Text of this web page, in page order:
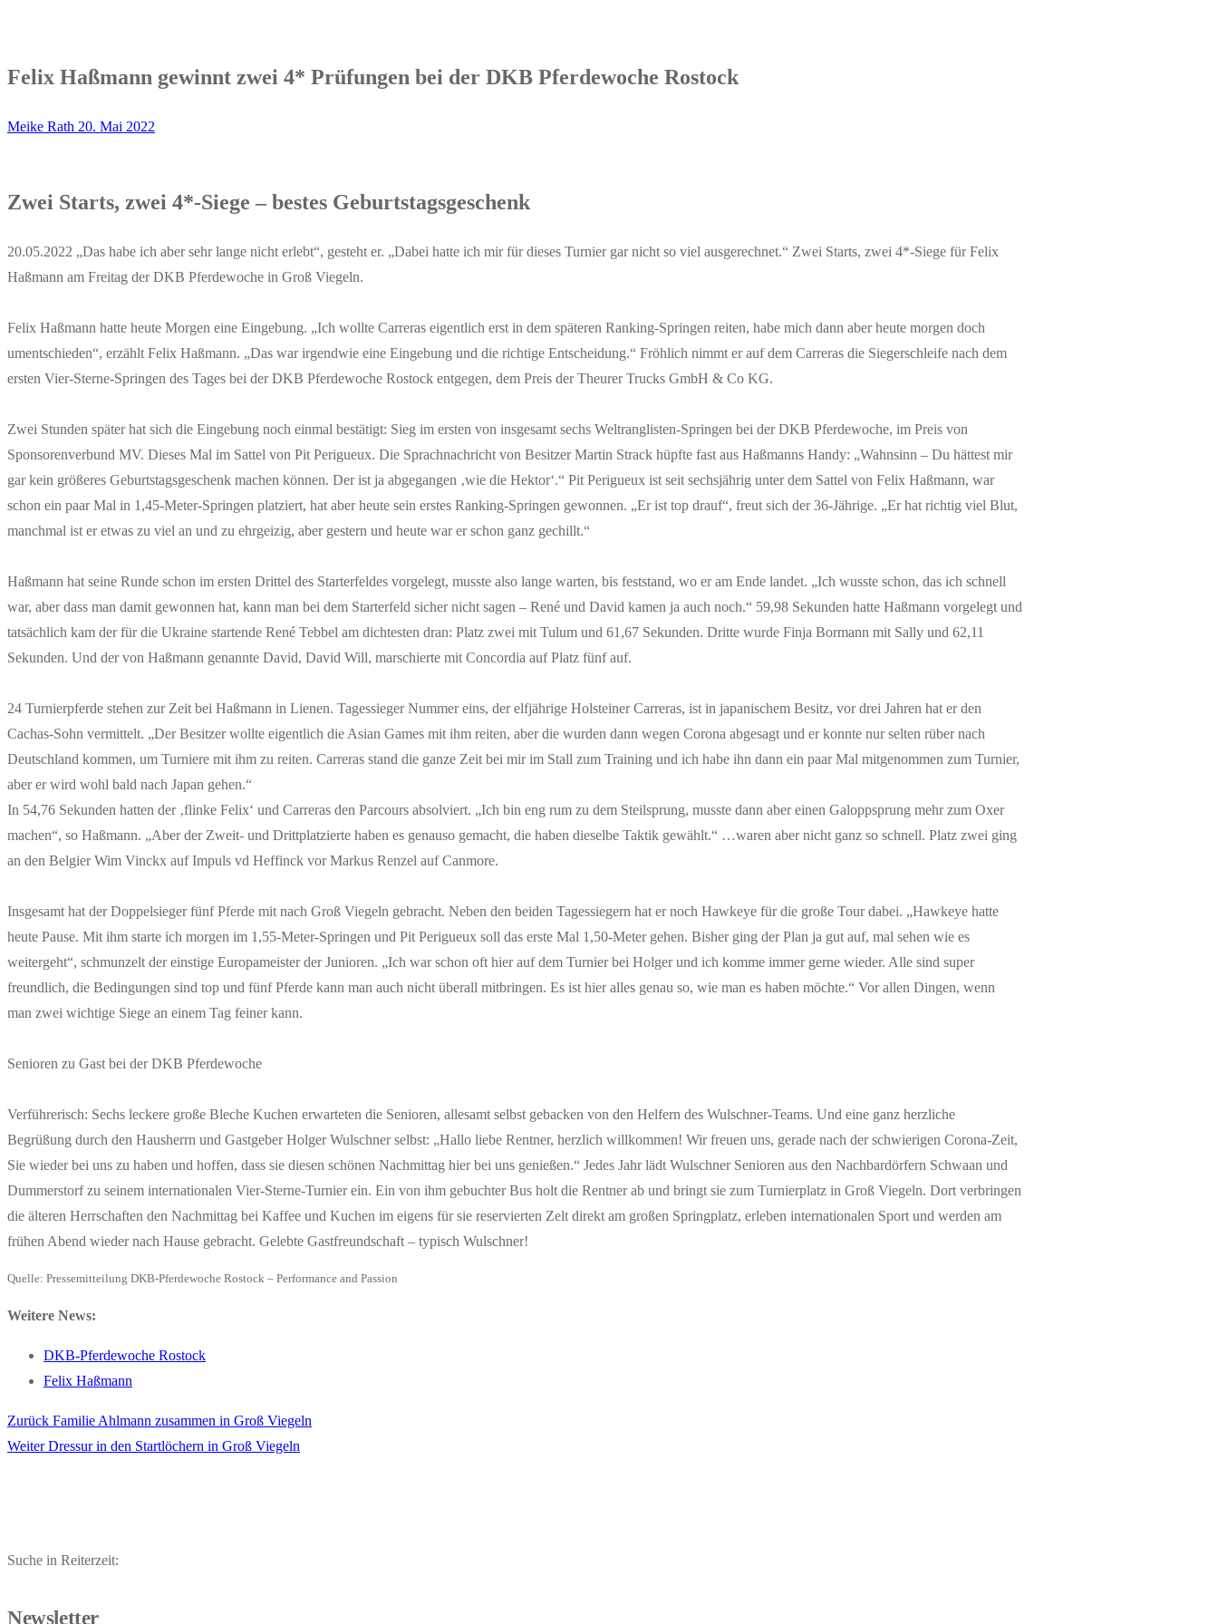
Felix Haßmann gewinnt zwei 4* Prüfungen bei der DKB Pferdewoche Rostock
Meike Rath 20. Mai 2022
Zwei Starts, zwei 4*-Siege – bestes Geburtstagsgeschenk
20.05.2022 „Das habe ich aber sehr lange nicht erlebt“, gesteht er. „Dabei hatte ich mir für dieses Turnier gar nicht so viel ausgerechnet.“ Zwei Starts, zwei 4*-Siege für Felix
Haßmann am Freitag der DKB Pferdewoche in Groß Viegeln.
Felix Haßmann hatte heute Morgen eine Eingebung. „Ich wollte Carreras eigentlich erst in dem späteren Ranking-Springen reiten, habe mich dann aber heute morgen doch
umentschieden“, erzählt Felix Haßmann. „Das war irgendwie eine Eingebung und die richtige Entscheidung.“ Fröhlich nimmt er auf dem Carreras die Siegerschleife nach dem
ersten Vier-Sterne-Springen des Tages bei der DKB Pferdewoche Rostock entgegen, dem Preis der Theurer Trucks GmbH & Co KG.
Zwei Stunden später hat sich die Eingebung noch einmal bestätigt: Sieg im ersten von insgesamt sechs Weltranglisten-Springen bei der DKB Pferdewoche, im Preis von
Sponsorenverbund MV. Dieses Mal im Sattel von Pit Perigueux. Die Sprachnachricht von Besitzer Martin Strack hüpfte fast aus Haßmanns Handy: „Wahnsinn – Du hättest mir
gar kein größeres Geburtstagsgeschenk machen können. Der ist ja abgegangen ‚wie die Hektor‘.“ Pit Perigueux ist seit sechsjährig unter dem Sattel von Felix Haßmann, war
schon ein paar Mal in 1,45-Meter-Springen platziert, hat aber heute sein erstes Ranking-Springen gewonnen. „Er ist top drauf“, freut sich der 36-Jährige. „Er hat richtig viel Blut,
manchmal ist er etwas zu viel an und zu ehrgeizig, aber gestern und heute war er schon ganz gechillt.“
Haßmann hat seine Runde schon im ersten Drittel des Starterfeldes vorgelegt, musste also lange warten, bis feststand, wo er am Ende landet. „Ich wusste schon, das ich schnell
war, aber dass man damit gewonnen hat, kann man bei dem Starterfeld sicher nicht sagen – René und David kamen ja auch noch.“ 59,98 Sekunden hatte Haßmann vorgelegt und
tatsächlich kam der für die Ukraine startende René Tebbel am dichtesten dran: Platz zwei mit Tulum und 61,67 Sekunden. Dritte wurde Finja Bormann mit Sally und 62,11
Sekunden. Und der von Haßmann genannte David, David Will, marschierte mit Concordia auf Platz fünf auf.
24 Turnierpferde stehen zur Zeit bei Haßmann in Lienen. Tagessieger Nummer eins, der elfjährige Holsteiner Carreras, ist in japanischem Besitz, vor drei Jahren hat er den
Cachas-Sohn vermittelt. „Der Besitzer wollte eigentlich die Asian Games mit ihm reiten, aber die wurden dann wegen Corona abgesagt und er konnte nur selten rüber nach
Deutschland kommen, um Turniere mit ihm zu reiten. Carreras stand die ganze Zeit bei mir im Stall zum Training und ich habe ihn dann ein paar Mal mitgenommen zum Turnier,
aber er wird wohl bald nach Japan gehen.“
In 54,76 Sekunden hatten der ‚flinke Felix‘ und Carreras den Parcours absolviert. „Ich bin eng rum zu dem Steilsprung, musste dann aber einen Galoppsprung mehr zum Oxer
machen“, so Haßmann. „Aber der Zweit- und Drittplatzierte haben es genauso gemacht, die haben dieselbe Taktik gewählt.“ …waren aber nicht ganz so schnell. Platz zwei ging
an den Belgier Wim Vinckx auf Impuls vd Heffinck vor Markus Renzel auf Canmore.
Insgesamt hat der Doppelsieger fünf Pferde mit nach Groß Viegeln gebracht. Neben den beiden Tagessiegern hat er noch Hawkeye für die große Tour dabei. „Hawkeye hatte
heute Pause. Mit ihm starte ich morgen im 1,55-Meter-Springen und Pit Perigueux soll das erste Mal 1,50-Meter gehen. Bisher ging der Plan ja gut auf, mal sehen wie es
weitergeht“, schmunzelt der einstige Europameister der Junioren. „Ich war schon oft hier auf dem Turnier bei Holger und ich komme immer gerne wieder. Alle sind super
freundlich, die Bedingungen sind top und fünf Pferde kann man auch nicht überall mitbringen. Es ist hier alles genau so, wie man es haben möchte.“ Vor allen Dingen, wenn
man zwei wichtige Siege an einem Tag feiner kann.
Senioren zu Gast bei der DKB Pferdewoche
Verführerisch: Sechs leckere große Bleche Kuchen erwarteten die Senioren, allesamt selbst gebacken von den Helfern des Wulschner-Teams. Und eine ganz herzliche
Begrüßung durch den Hausherrn und Gastgeber Holger Wulschner selbst: „Hallo liebe Rentner, herzlich willkommen! Wir freuen uns, gerade nach der schwierigen Corona-Zeit,
Sie wieder bei uns zu haben und hoffen, dass sie diesen schönen Nachmittag hier bei uns genießen.“ Jedes Jahr lädt Wulschner Senioren aus den Nachbardörfern Schwaan und
Dummerstorf zu seinem internationalen Vier-Sterne-Turnier ein. Ein von ihm gebuchter Bus holt die Rentner ab und bringt sie zum Turnierplatz in Groß Viegeln. Dort verbringen
die älteren Herrschaften den Nachmittag bei Kaffee und Kuchen im eigens für sie reservierten Zelt direkt am großen Springplatz, erleben internationalen Sport und werden am
frühen Abend wieder nach Hause gebracht. Gelebte Gastfreundschaft – typisch Wulschner!
Quelle: Pressemitteilung DKB-Pferdewoche Rostock – Performance and Passion
Weitere News:
DKB-Pferdewoche Rostock
Felix Haßmann
Beitragsnavigation
Zurück Vorheriger
Beitrag:
Familie Ahlmann zusammen in Groß Viegeln
Weiter Nächster
Dressur in den Startlöchern in Groß Viegeln
Suche in Reiterzeit:
Newsletter